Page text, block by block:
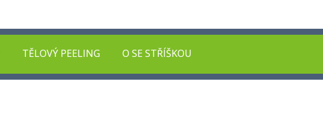
TĚLOVÝ PEELING O SE STŘÍŠKOU